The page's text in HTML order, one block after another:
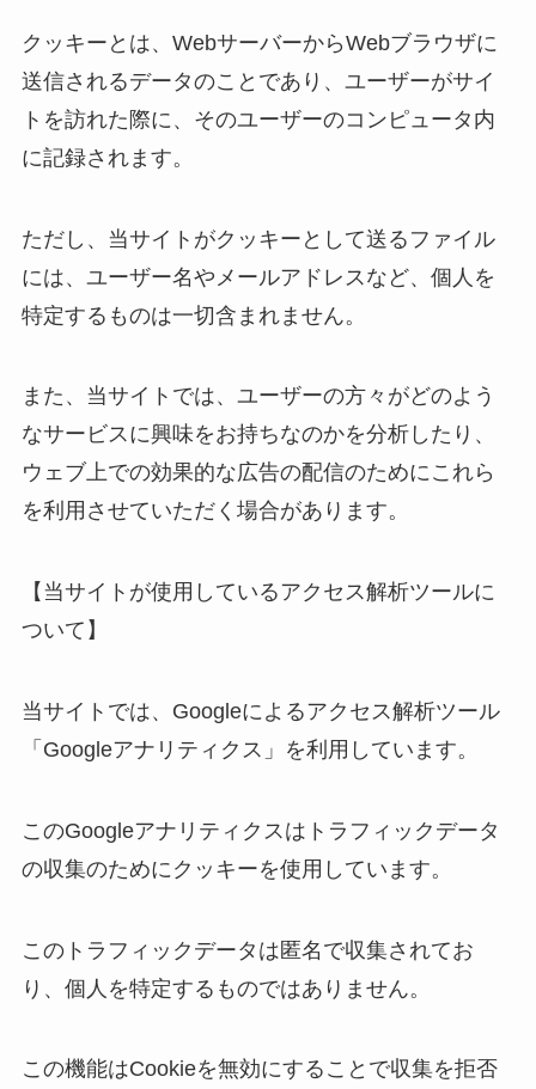
クッキーとは、WebサーバーからWebブラウザに
送信されるデータのことであり、ユーザーがサイ
トを訪れた際に、そのユーザーのコンピュータ内
に記録されます。
ただし、当サイトがクッキーとして送るファイル
には、ユーザー名やメールアドレスなど、個人を
特定するものは一切含まれません。
また、当サイトでは、ユーザーの方々がどのよう
なサービスに興味をお持ちなのかを分析したり、
ウェブ上での効果的な広告の配信のためにこれら
を利用させていただく場合があります。
【当サイトが使用しているアクセス解析ツールに
ついて】
当サイトでは、Googleによるアクセス解析ツール
「Googleアナリティクス」を利用しています。
このGoogleアナリティクスはトラフィックデータ
の収集のためにクッキーを使用しています。
このトラフィックデータは匿名で収集されてお
り、個人を特定するものではありません。
この機能はCookieを無効にすることで収集を拒否